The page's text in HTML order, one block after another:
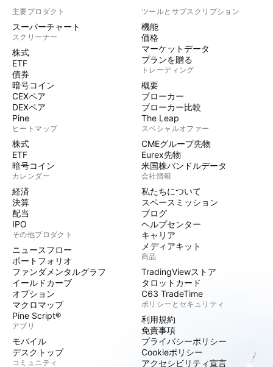
主要プロダクト
スーパーチャート
スクリーナー
株式
ETF
債券
暗号コイン
CEXペア
DEXペア
Pine
ヒートマップ
株式
ETF
暗号コイン
カレンダー
経済
決算
配当
IPO
その他プロダクト
ニュースフロー
ポートフォリオ
ファンダメンタルグラフ
イールドカーブ
オプション
マクロマップ
Pine Script®
アプリ
モバイル
デスクトップ
コミュニティ
ツールとサブスクリプション
機能
価格
マーケットデータ
プランを贈る
トレーディング
概要
ブローカー
ブローカー比較
The Leap
スペシャルオファー
CMEグループ先物
Eurex先物
米国株バンドルデータ
会社情報
私たちについて
スペースミッション
ブログ
ヘルプセンター
キャリア
メディアキット
商品
TradingViewストア
タロットカード
C63 TradeTime
ポリシーとセキュリティ
利用規約
免責事項
プライバシーポリシー
Cookieポリシー
アクセシビリティ宣言